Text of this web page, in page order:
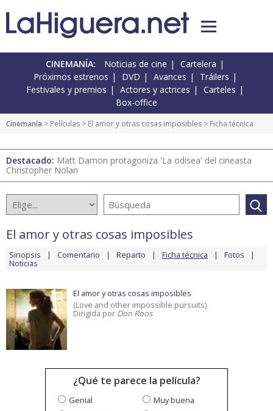
CINEMANÍA: Noticias de cine
Cartelera
Próximos estrenos
DVD Avances
Tráilers
Festivales y premios
Actores y actrices
Carteles
Box-office
Cinemanía > Películas > El amor y otras cosas imposibles > Ficha técnica
Destacado: Matt Damon protagoniza 'La odisea' del cineasta
Christopher Nolan
El amor y otras cosas imposibles
Sinopsis Comentario Reparto Ficha técnica Fotos
Noticias
El amor y otras cosas imposibles
(Love and other impossible pursuits)
Dirigida por Don Roos
¿Qué te parece la película?
Genial
Muy buena